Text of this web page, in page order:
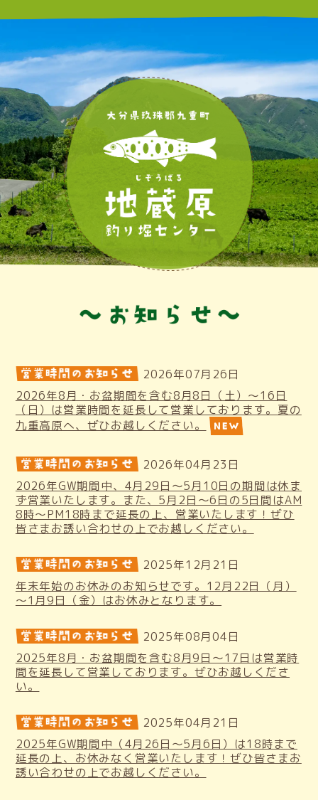
2026年07月26日
2026年8月・お盆期間を含む8月8日（土）～16日
（日）は営業時間を延長して営業しております。夏の
九重高原へ、ぜひお越しください。
2026年04月23日
2026年GW期間中、4月29日～5月10日の期間は休ま
ず営業いたします。また、5月2日～6日の5日間はAM
8時～PM18時まで延長の上、営業いたします！ぜひ
皆さまお誘い合わせの上でお越しください。
2025年12月21日
年末年始のお休みのお知らせです。12月22日（月）
～1月9日（金）はお休みとなります。
2025年08月04日
2025年8月・お盆期間を含む8月9日～17日は営業時
間を延長して営業しております。ぜひお越しくださ
い。
2025年04月21日
2025年GW期間中（4月26日～5月6日）は18時まで
延長の上、お休みなく営業いたします！ぜひ皆さまお
誘い合わせの上でお越しください。